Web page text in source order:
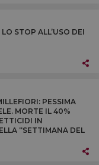
STOP ALL’USO DEI
PESSIMA
MORTE IL 40%
IN
“SETTIMANA DEL